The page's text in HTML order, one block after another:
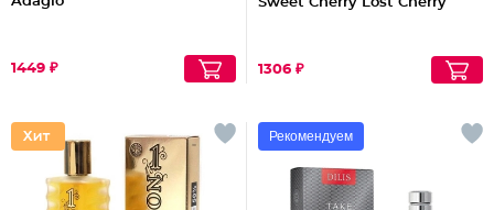
1449 ₽ 1306 ₽
Рекомендуем